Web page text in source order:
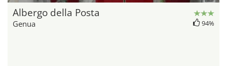
Albergo della Posta
Genua 94%